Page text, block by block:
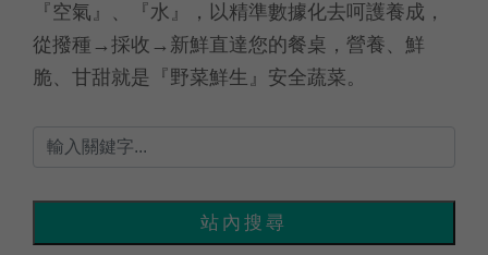
『空氣』、『水』，以精準數據化去呵護養成，
從撥種→採收→新鮮直達您的餐桌，營養、鮮
脆、甘甜就是『野菜鮮生』安全蔬菜。